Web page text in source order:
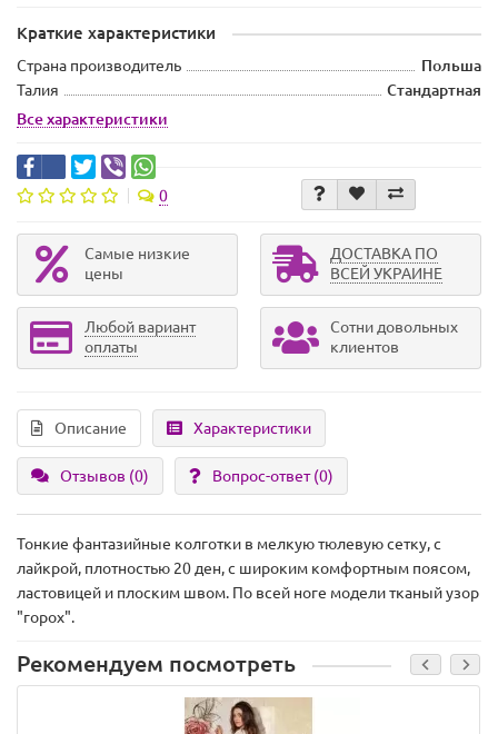
Краткие характеристики
Страна производитель
Польша
Талия
Стандартная
Все характеристики
0
Самые низкие
цены
ДОСТАВКА ПО
ВСЕЙ УКРАИНЕ
Любой вариант
оплаты
Сотни довольных
клиентов
Описание Характеристики
Отзывов (0) Вопрос-ответ(0)
Тонкие фантазийные колготки в мелкую тюлевую сетку, с
лайкрой, плотностью 20 ден, с широким комфортным поясом,
ластовицей и плоским швом. По всей ноге модели тканый узор
"горох".
Рекомендуем посмотреть